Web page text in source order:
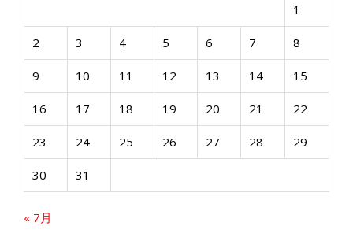
1
2 3 4 5 6 7 8
9 10 11 12 13 14 15
16 17 18 19 20 21 22
23 24 25 26 27 28 29
30 31
« 7月